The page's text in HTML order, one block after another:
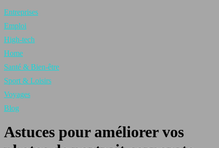
Entreprises
Emploi
High-tech
Home
Santé & Bien-être
Sport & Loisirs
Voyages
Blog
Astuces pour améliorer vos